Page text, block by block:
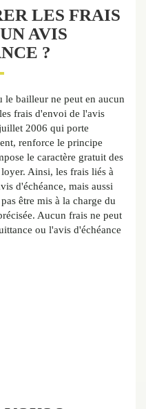
LES FRAIS
AVIS
?
bailleur ne peut en aucun
frais d'envoi de l'avis
2006 qui porte
renforce le principe
le caractère gratuit des
Ainsi, les frais liés à
d'échéance, mais aussi
être mis à la charge du
Aucun frais ne peut
ou l'avis d'échéance